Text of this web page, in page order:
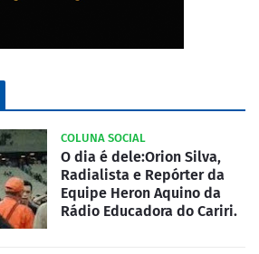
COLUNA SOCIAL
O dia é dele:Orion Silva,
Radialista e Repórter da
Equipe Heron Aquino da
Rádio Educadora do Cariri.